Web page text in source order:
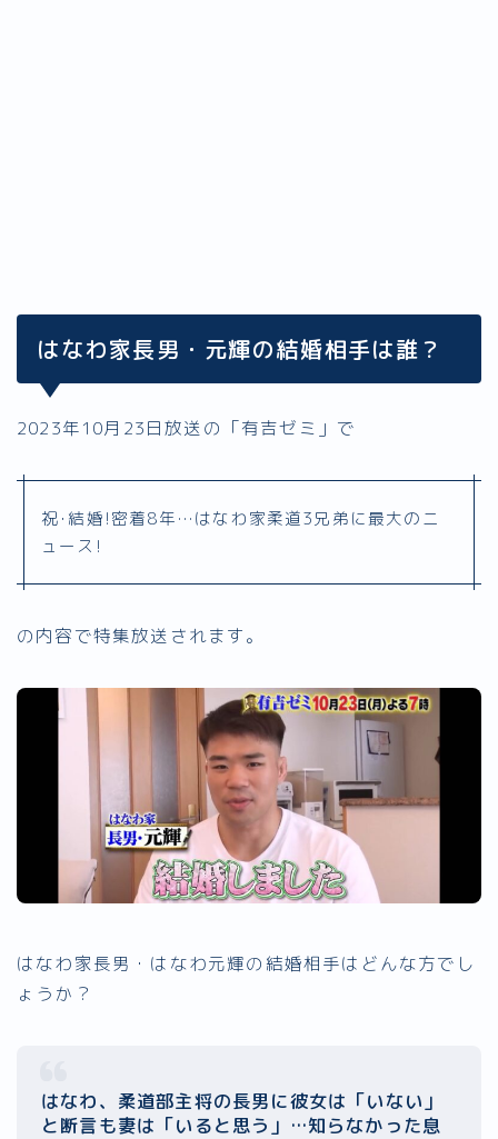
はなわ家長男・元輝の結婚相手は誰？
2023年10月23日放送の「有吉ゼミ」で
祝･結婚!密着8年…はなわ家柔道3兄弟に最大のニ
ュース!
の内容で特集放送されます。
はなわ家長男・はなわ元輝の結婚相手はどんな方でし
ょうか？
はなわ、柔道部主将の長男に彼女は「いない」
と断言も妻は「いると思う」…知らなかった息